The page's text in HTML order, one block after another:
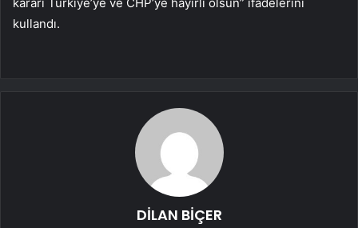
kullandı.
DİLAN BİÇER